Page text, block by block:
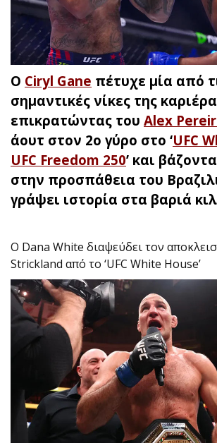
Ο Ciryl Gane πέτυχε μία από
σημαντικές νίκες της
επικρατώντας του Alex
άουτ στον 2ο γύρο στο ‘UFC
UFC Freedom 250’ και
στην προσπάθεια του
γράψει ιστορία στα βαριά
Ο Dana White διαψεύδει τον
Strickland από το ‘UFC White House’